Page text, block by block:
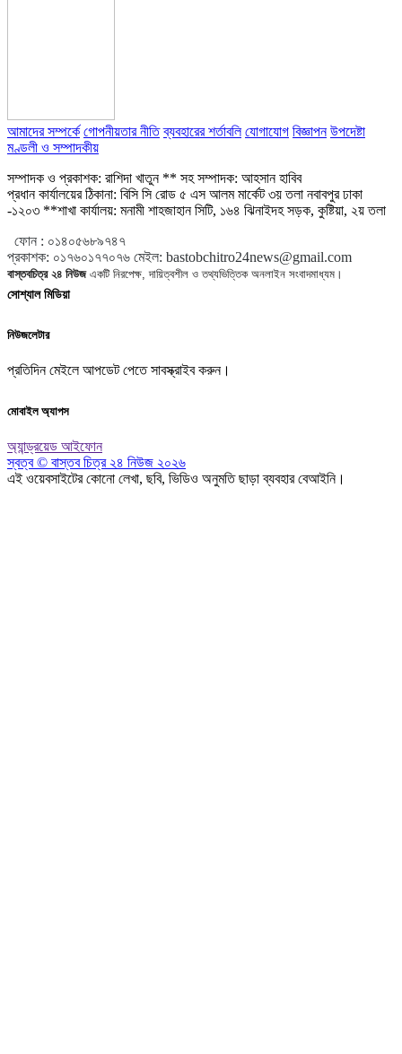
আমাদের সম্পর্কে গোপনীয়তার নীতি ব্যবহারের শর্তাবলি যোগাযোগ বিজ্ঞাপন উপদেষ্টা
মণ্ডলী ও সম্পাদকীয়
সম্পাদক ও প্রকাশক: রাশিদা খাতুন ** সহ সম্পাদক: আহসান হাবিব
প্রধান কার্যালয়ের ঠিকানা: বিসি সি রোড ৫ এস আলম মার্কেট ৩য় তলা নবাবপুর ঢাকা
-১২০৩ **শাখা কার্যালয়: মনামী শাহজাহান সিটি, ১৬৪ ঝিনাইদহ সড়ক, কুষ্টিয়া, ২য় তলা
ফোন : ০১৪০৫৬৮৯৭৪৭
প্রকাশক: ০১৭৬০১৭৭০৭৬ মেইল: bastobchitro24news@gmail.com
বাস্তবচিত্র ২৪ নিউজএকটি নিরপেক্ষ, দায়িত্বশীল ও তথ্যভিত্তিক অনলাইন সংবাদমাধ্যম।
সোশ্যাল মিডিয়া
নিউজলেটার
প্রতিদিন মেইলে আপডেট পেতে সাবস্ক্রাইব করুন।
মোবাইল অ্যাপস
অ্যান্ড্রয়েড আইফোন
স্বত্ব © বাস্তব চিত্র ২৪ নিউজ ২০২৬
এই ওয়েবসাইটের কোনো লেখা, ছবি, ভিডিও অনুমতি ছাড়া ব্যবহার বেআইনি।